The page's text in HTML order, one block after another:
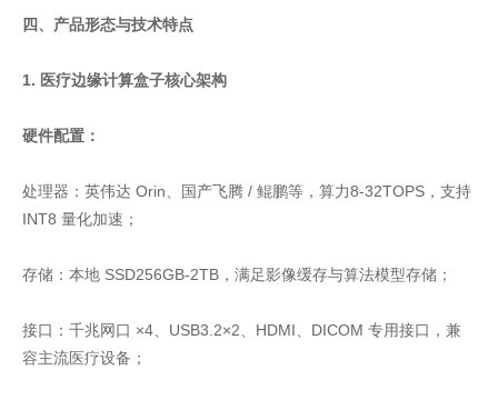
四、产品形态与技术特点
1. 医疗边缘计算盒子核心架构
硬件配置：
处理器：英伟达 Orin、国产飞腾 / 鲲鹏等，算力8-32TOPS，支持
INT8 量化加速；
存储：本地 SSD256GB-2TB，满足影像缓存与算法模型存储；
接口：千兆网口 ×4、USB3.2×2、HDMI、DICOM 专用接口，兼
容主流医疗设备；